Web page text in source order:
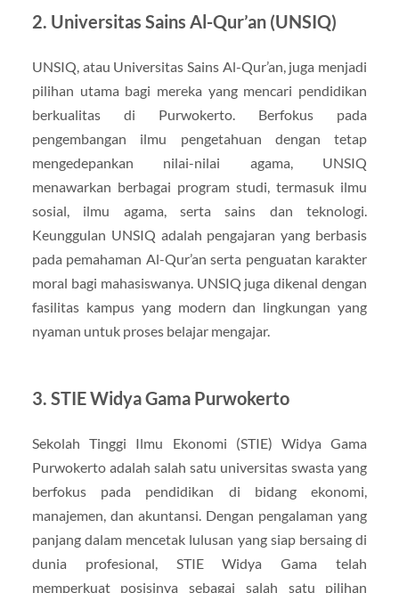
2. Universitas Sains Al-Qur’an (UNSIQ)
UNSIQ, atau Universitas Sains Al-Qur’an, juga menjadi
pilihan utama bagi mereka yang mencari pendidikan
berkualitas di Purwokerto. Berfokus pada
pengembangan ilmu pengetahuan dengan tetap
mengedepankan nilai-nilai agama, UNSIQ
menawarkan berbagai program studi, termasuk ilmu
sosial, ilmu agama, serta sains dan teknologi.
Keunggulan UNSIQ adalah pengajaran yang berbasis
pada pemahaman Al-Qur’an serta penguatan karakter
moral bagi mahasiswanya. UNSIQ juga dikenal dengan
fasilitas kampus yang modern dan lingkungan yang
nyaman untuk proses belajar mengajar.
3. STIE Widya Gama Purwokerto
Sekolah Tinggi Ilmu Ekonomi (STIE) Widya Gama
Purwokerto adalah salah satu universitas swasta yang
berfokus pada pendidikan di bidang ekonomi,
manajemen, dan akuntansi. Dengan pengalaman yang
panjang dalam mencetak lulusan yang siap bersaing di
dunia profesional, STIE Widya Gama telah
memperkuat posisinya sebagai salah satu pilihan